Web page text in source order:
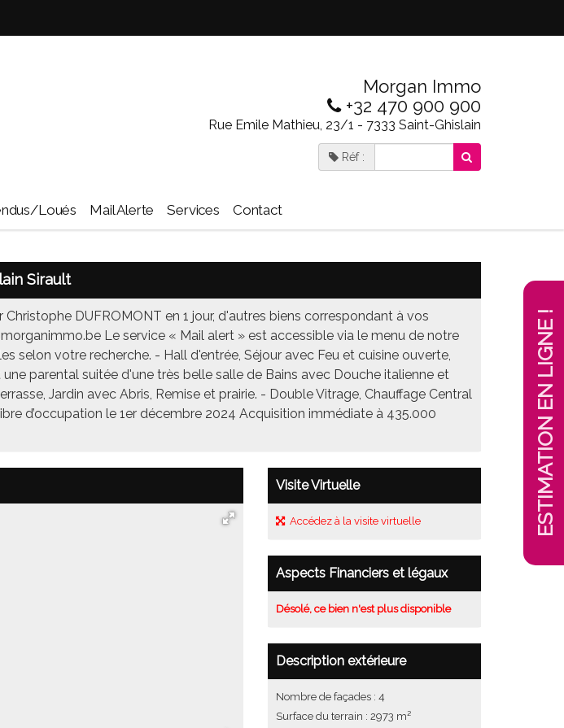
ESTIMATION EN LIGNE !
Morgan Immo
+32 470 900 900
Rue Emile Mathieu, 23/1 - 7333 Saint-Ghislain
Réf :
Loués Mail Alerte Services Contact
Sirault
DUFROMONT en 1 jour, d'autres biens correspondant à vos
Le service « Mail alert » est accessible via le menu de notre
selon votre recherche. - Hall d'entrée, Séjour avec Feu et cuisine ouverte,
parental suitée d'une très belle salle de Bains avec Douche italienne et
Jardin avec Abris, Remise et prairie. - Double Vitrage, Chauffage Central
d’occupation le 1er décembre 2024 Acquisition immédiate à 435.000
Visite Virtuelle
Accédez à la visite virtuelle
Aspects Financiers et légaux
Désolé, ce bien n'est plus disponible
Description extérieure
Nombre de façades : 4
Surface du terrain : 2973 m²